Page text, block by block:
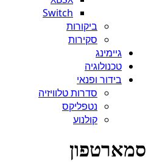
Switch
ביקורות
סקירות
גיימינג
טכנולוגיה
בידור ופנאי
סדרות טלוויזיה
נטפליקס
קולנוע
סמארטפון